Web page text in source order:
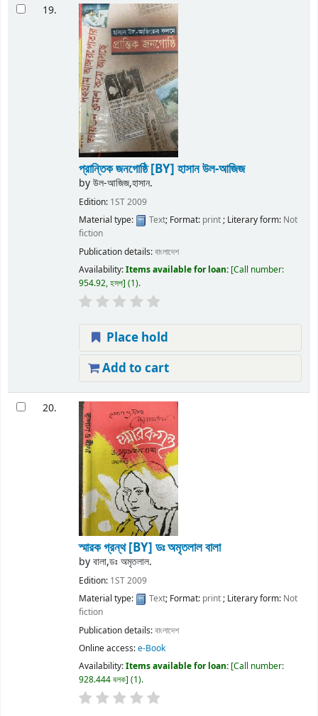
19.
প্রান্তিক জনগোষ্ঠি[BY] হাসান উল-আজিজ
byউল-আজিজ,হাসান.
Edition: 1ST 2009
Material type:
Text; Format: print; Literary form: Not
fiction
Publication details:বাংলাদেশ
Availability:Items available for loan: Call number:
954.92, হসপ (1).
Place hold
Add to cart
20.
স্মারক গ্রন্থ[BY] ডঃ অমৃতলাল বালা
byবালা,ডঃ অমৃতলাল.
Edition: 1ST 2009
Material type:
Text; Format: print; Literary form: Not
fiction
Publication details:বাংলাদেশ
Online access:e-Book
Availability:Items available for loan: Call number:
928.444 বলক (1).